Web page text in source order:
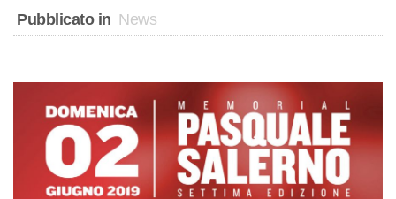
Pubblicato in News